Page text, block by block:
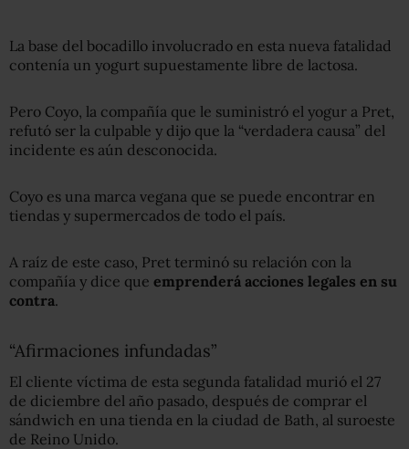
La base del bocadillo involucrado en esta nueva fatalidad
contenía un yogurt supuestamente libre de lactosa.
Pero Coyo, la compañía que le suministró el yogur a Pret,
refutó ser la culpable y dijo que la “verdadera causa” del
incidente es aún desconocida.
Coyo es una marca vegana que se puede encontrar en
tiendas y supermercados de todo el país.
A raíz de este caso, Pret terminó su relación con la
compañía y dice que emprenderá acciones legales en su
contra.
“Afirmaciones infundadas”
El cliente víctima de esta segunda fatalidad murió el 27
de diciembre del año pasado, después de comprar el
sándwich en una tienda en la ciudad de Bath, al suroeste
de Reino Unido.